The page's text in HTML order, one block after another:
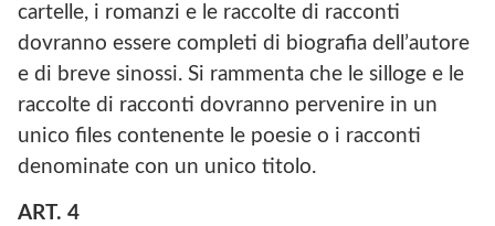
cartelle, i romanzi e le raccolte di racconti
dovranno essere completi di biografia dell’autore
e di breve sinossi. Si rammenta che le silloge e le
raccolte di racconti dovranno pervenire in un
unico files contenente le poesie o i racconti
denominate con un unico titolo.
ART. 4